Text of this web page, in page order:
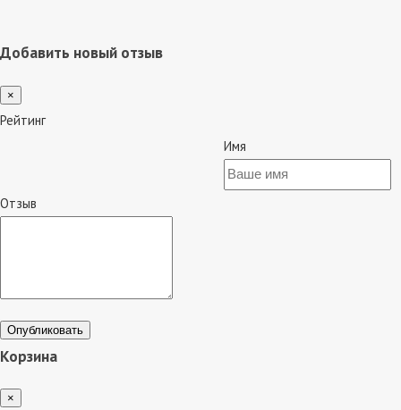
Добавить новый отзыв
×
Рейтинг
Имя
Отзыв
Опубликовать
Корзина
×